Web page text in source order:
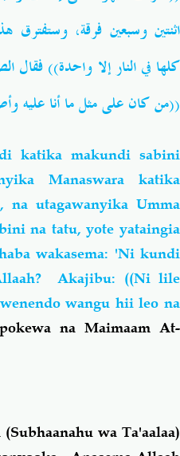
اثنتين وسبعين فرقة، وستفترق
كلها في النار إلا واحدة)) فقال
((من كان على مثل ما أنا عليه
katika makundi sabini
Manaswara katika
utagawanyika Umma
na tatu, yote yataingia
wakasema: 'Ni kundi
Akajibu: ((Ni lile
wangu hii leo na
na Maimaam At-
wa Ta'aalaa)